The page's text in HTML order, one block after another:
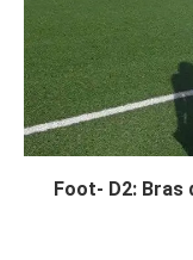
Foot- D2: